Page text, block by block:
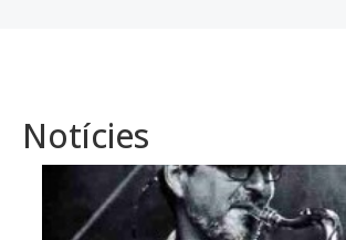
Notícies